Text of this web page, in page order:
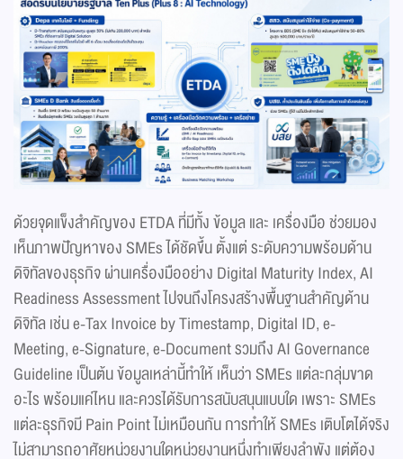
ด้วยจุดแข็งสำคัญของ ETDA ที่มีทั้ง ข้อมูล และ เครื่องมือ ช่วยมอง
เห็นภาพปัญหาของ SMEs ได้ชัดขึ้น ตั้งแต่ ระดับความพร้อมด้าน
ดิจิทัลของธุรกิจ ผ่านเครื่องมืออย่าง Digital Maturity Index, AI
Readiness Assessment ไปจนถึงโครงสร้างพื้นฐานสำคัญด้าน
ดิจิทัล เช่น e-Tax Invoice by Timestamp, Digital ID, e-
Meeting, e-Signature, e-Document รวมถึง AI Governance
Guideline เป็นต้น ข้อมูลเหล่านี้ทำให้ เห็นว่า SMEs แต่ละกลุ่มขาด
อะไร พร้อมแค่ไหน และควรได้รับการสนับสนุนแบบใด เพราะ SMEs
แต่ละธุรกิจมี Pain Point ไม่เหมือนกัน การทำให้ SMEs เติบโตได้จริง
ไม่สามารถอาศัยหน่วยงานใดหน่วยงานหนึ่งทำเพียงลำพัง แต่ต้อง